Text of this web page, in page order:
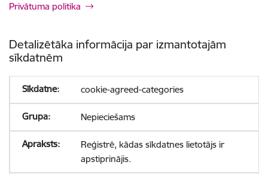
Privātuma politika
Detalizētāka informācija par izmantotajām
sīkdatnēm
cookie-agreed-categories
Nepieciešams
Reģistrē, kādas sīkdatnes lietotājs ir
apstiprinājis.